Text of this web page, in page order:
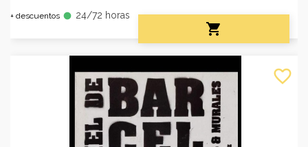
+ descuentos fiber_manual_record 24/72 horas

favorite_border